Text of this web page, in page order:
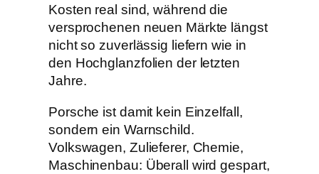
Kosten real sind, während die
versprochenen neuen Märkte längst
nicht so zuverlässig liefern wie in
den Hochglanzfolien der letzten
Jahre.
Porsche ist damit kein Einzelfall,
sondern ein Warnschild.
Volkswagen, Zulieferer, Chemie,
Maschinenbau: Überall wird gespart,